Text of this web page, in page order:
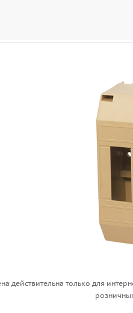
действительна только для